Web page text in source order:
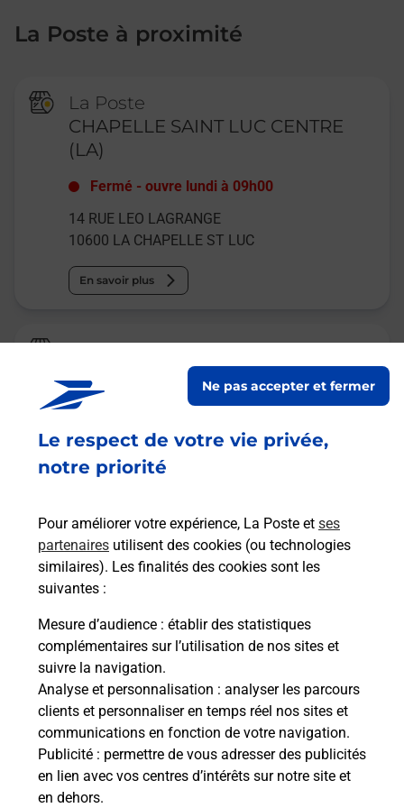
Le respect de votre vie privée,
notre priorité
Pour améliorer votre expérience, La Poste et ses
partenaires utilisent des cookies (ou technologies
similaires). Les finalités des cookies sont les
suivantes :
Mesure d’audience : établir des statistiques
complémentaires sur l’utilisation de nos sites et
suivre la navigation.
Analyse et personnalisation : analyser les parcours
clients et personnaliser en temps réel nos sites et
communications en fonction de votre navigation.
Publicité : permettre de vous adresser des publicités
en lien avec vos centres d’intérêts sur notre site et
en dehors.
Ne pas accepter et fermer
La Poste à proximité
La Poste
CHAPELLE SAINT LUC CENTRE
(LA)
Fermé -ouvre lundi à 09h00
14 RUE LEO LAGRANGE
10600 LA CHAPELLE ST LUC
En savoir plus
Relais Pickup
CARREFOUR EXPRESS TROYES
jusqu'à 21h00
83 RUE DU GENERAL SARRAIL
10000 TROYES
Malin !
La Poste
en ligne
Ouvert 24h/24
En savoir plus